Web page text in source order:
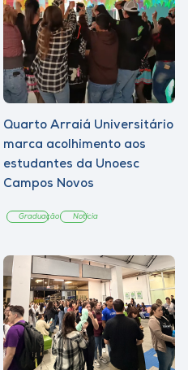
Quarto Arraiá Universitário
marca acolhimento aos
estudantes da Unoesc
Campos Novos
Graduação Notícia